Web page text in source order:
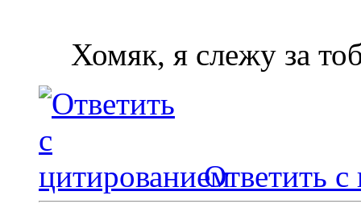
Хомяк, я слежу за
Ответить с